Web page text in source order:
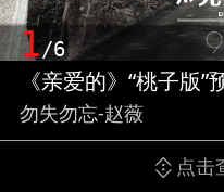
1/6
《亲爱的》“桃子版”
勿失勿忘-赵薇
点击